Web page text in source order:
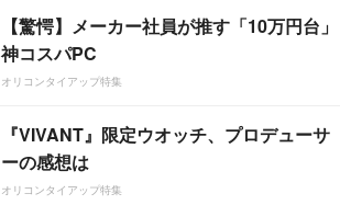
【驚愕】メーカー社員が推す「10万円台」
神コスパPC
オリコンタイアップ特集
『VIVANT』限定ウオッチ、プロデューサ
ーの感想は
オリコンタイアップ特集